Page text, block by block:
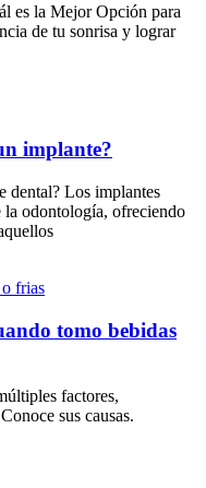
es la Mejor Opción para
de tu sonrisa y lograr
implante?
dental? Los implantes
la odontología, ofreciendo
tomo bebidas
factores,
sus causas.